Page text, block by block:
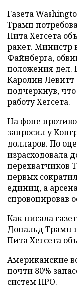
Газета
Трамп
Пита Хегсета
ракет. Министр
Файнберга,
положения дел.
Каролин Левитт
подчеркнув,
работу Хегсета.
На фоне
запросил у
долларов. По
израсходовала
перехватчиков
первых
единиц, а
спровоцировав
Как писала
Дональд Трамп
Пита Хегсета
Американские
почти 80%
систем ПРО.